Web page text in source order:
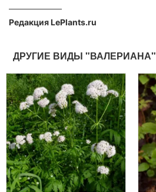
Редакция LePlants.ru
ДРУГИЕ ВИДЫ "ВАЛЕРИАНА"